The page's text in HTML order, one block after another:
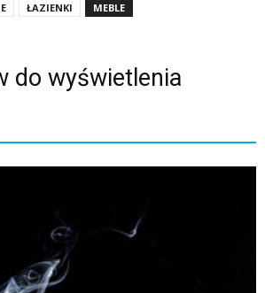
ŁAZIENKI MEBLE
do wyświetlenia